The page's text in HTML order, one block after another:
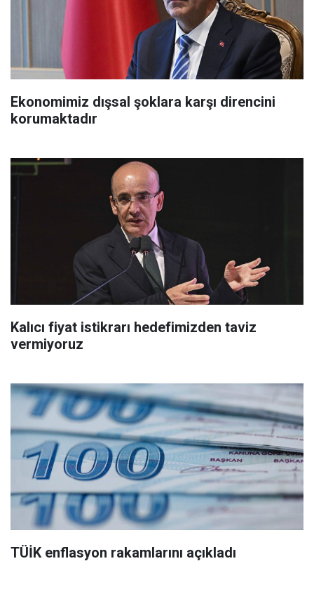
Ekonomimiz dışsal şoklara karşı direncini
korumaktadır
Kalıcı fiyat istikrarı hedefimizden taviz
vermiyoruz
TÜİK enflasyon rakamlarını açıkladı